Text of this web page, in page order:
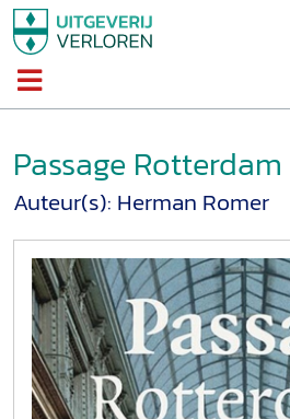
Passage
Auteur(s): Herman Romer